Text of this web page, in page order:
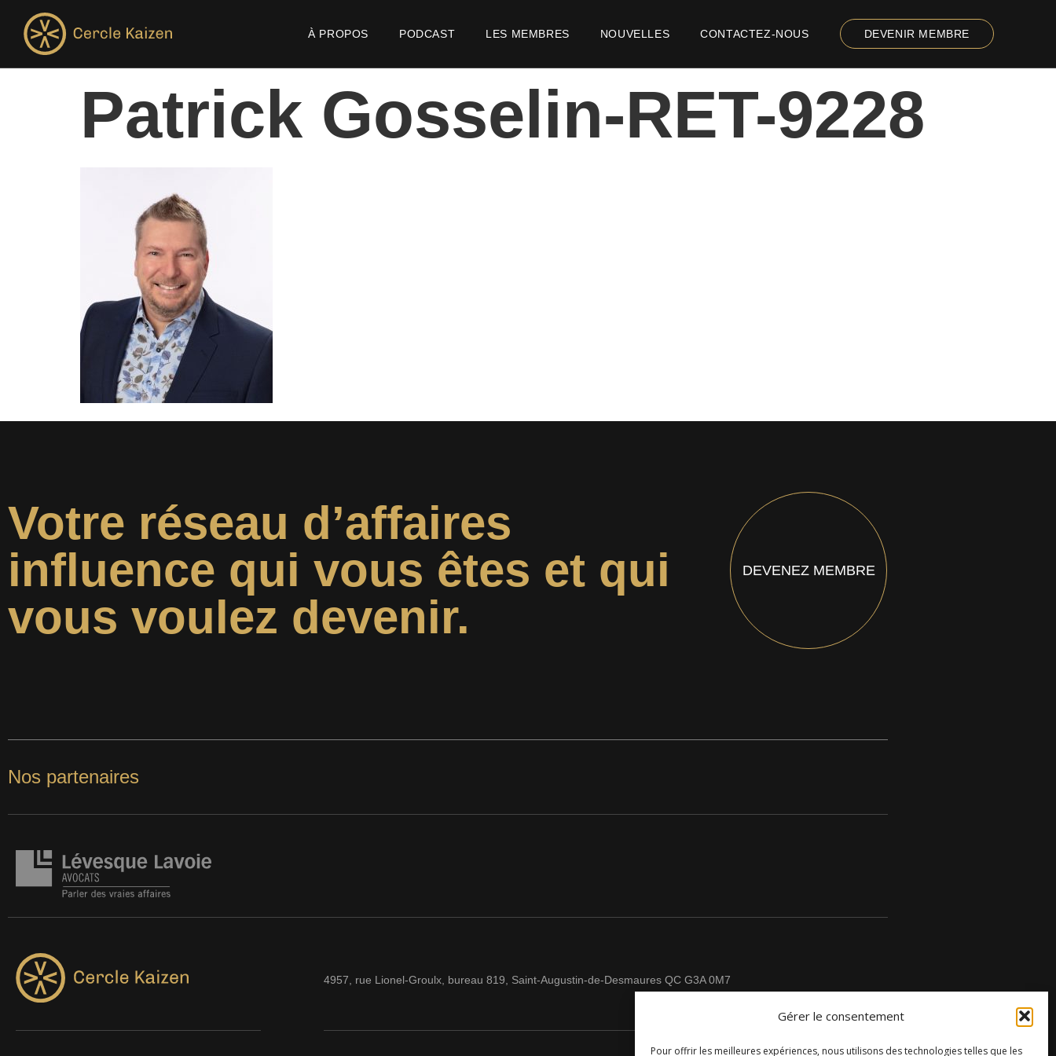
Gérer le consentement
Pour offrir les meilleures expériences, nous utilisons des technologies telles que les
À PROPOS PODCAST LES MEMBRES NOUVELLES CONTACTEZ-NOUS DEVENIR MEMBRE
Patrick Gosselin-RET-9228
Votre réseau d’affaires
influence qui vous êtes et qui
vous voulez devenir.
DEVENEZ MEMBRE
Nos partenaires
4957, rue Lionel-Groulx, bureau 819, Saint-Augustin-de-Desmaures QC G3A 0M7